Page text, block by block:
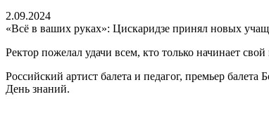
2.09.2024
«Всё в ваших руках»: Цискаридзе принял новых
Ректор пожелал удачи всем, кто только начинает свой
Российский артист балета и педагог, премьер
День знаний.